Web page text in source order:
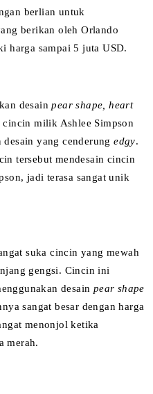
berlian untuk
berikan oleh Orlando
harga sampai 5 juta USD.
desainpear shape, heart
cincin milik Ashlee Simpson
desain yang cenderungedgy.
tersebut mendesain cincin
jadi terasa sangat unik
suka cincin yang mewah
gengsi. Cincin ini
desain pear shape
sangat besar dengan harga
menonjol ketika
merah.